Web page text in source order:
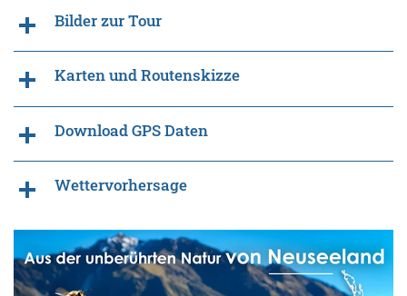
Bilder zur Tour
Karten und Routenskizze
Download GPS Daten
Wettervorhersage